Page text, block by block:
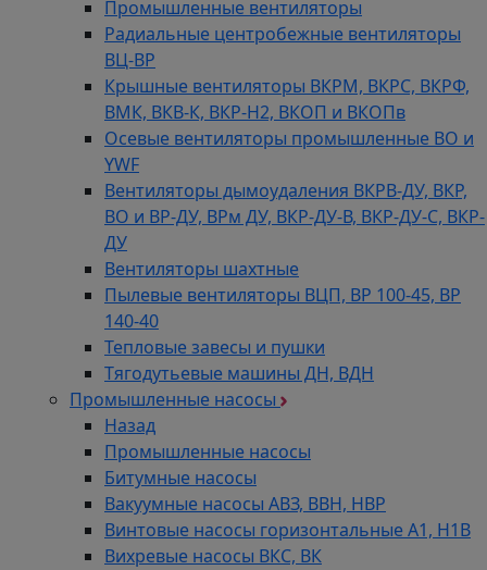
Промышленные вентиляторы
Радиальные центробежные вентиляторы
ВЦ-ВР
Крышные вентиляторы ВКРМ, ВКРС, ВКРФ,
ВМК, ВКВ-К, ВКР-Н2, ВКОП и ВКОПв
Осевые вентиляторы промышленные ВО и
YWF
Вентиляторы дымоудаления ВКРВ-ДУ, ВКР,
ВО и ВР-ДУ, ВРм ДУ, ВКР-ДУ-В, ВКР-ДУ-С, ВКР-
ДУ
Вентиляторы шахтные
Пылевые вентиляторы ВЦП, ВР 100-45, ВР
140-40
Тепловые завесы и пушки
Тягодутьевые машины ДН, ВДН
Промышленные насосы
Назад
Промышленные насосы
Битумные насосы
Вакуумные насосы АВЗ, ВВН, НВР
Винтовые насосы горизонтальные А1, Н1В
Вихревые насосы ВКС, ВК